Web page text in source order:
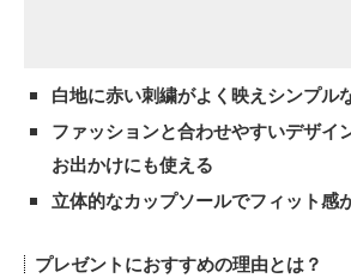
白地に赤い刺繍がよく映えシンプル
ファッションと合わせやすいデザイ
お出かけにも使える
立体的なカップソールでフィット感
プレゼントにおすすめの理由とは？